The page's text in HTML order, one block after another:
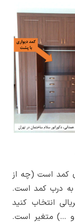
کمد است (چه از
به درب کمد است.
انتخاب کنید
و …) متغیر است.